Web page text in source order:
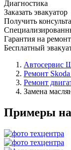
Диагностика
Заказать эвакуатор
Получить
Гарантия на
Бесплатный
Автосервис
Ремонт
Ремонт
Замена
Примеры